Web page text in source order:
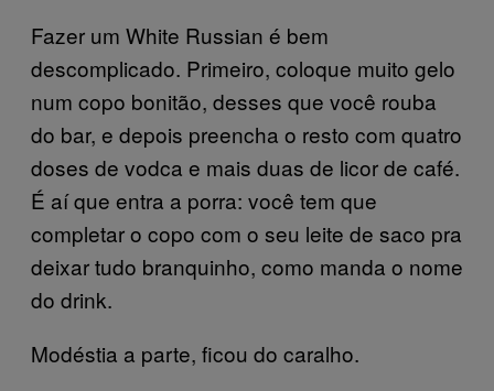
Fazer um White Russian é bem
descomplicado. Primeiro, coloque muito gelo
num copo bonitão, desses que você rouba
do bar, e depois preencha o resto com quatro
doses de vodca e mais duas de licor de café.
É aí que entra a porra: você tem que
completar o copo com o seu leite de saco pra
deixar tudo branquinho, como manda o nome
do drink.
Modéstia a parte, ficou do caralho.